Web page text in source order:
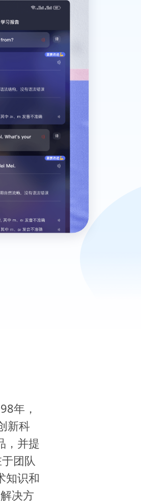
年，
新科
，并提
团队
知识和
决方